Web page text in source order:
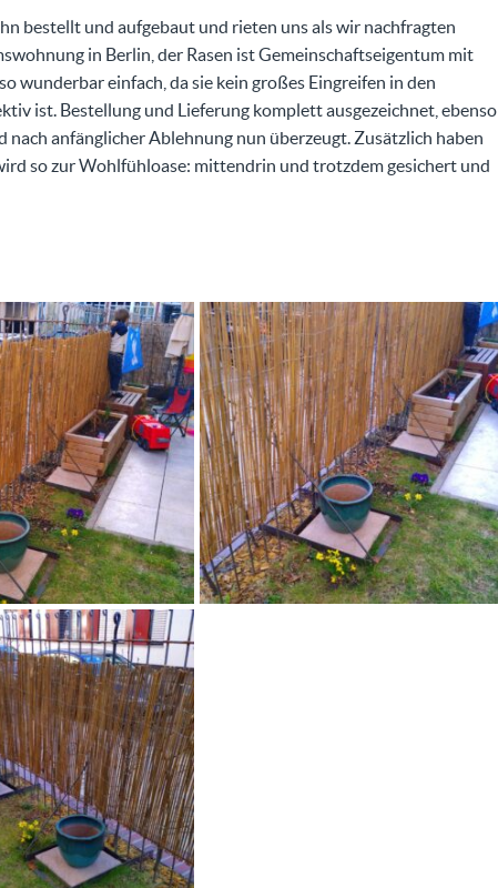
bestellt und aufgebaut und rieten uns als wir nachfragten
in Berlin, der Rasen ist Gemeinschaftseigentum mit
wunderbar einfach, da sie kein großes Eingreifen in den
ist. Bestellung und Lieferung komplett ausgezeichnet, ebenso
anfänglicher Ablehnung nun überzeugt. Zusätzlich haben
so zur Wohlfühloase: mittendrin und trotzdem gesichert und